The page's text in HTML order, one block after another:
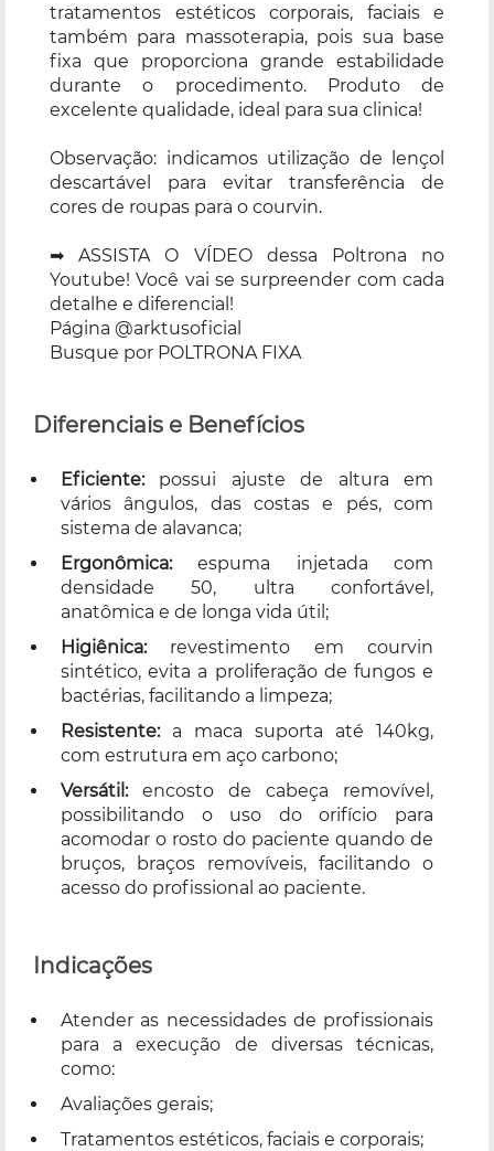
tratamentos estéticos corporais, faciais e
também para massoterapia, pois sua base
fixa que proporciona grande estabilidade
durante o procedimento. Produto de
excelente qualidade, ideal para sua clinica!
Observação: indicamos utilização de lençol
descartável para evitar transferência de
cores de roupas para o courvin.
➡ ASSISTA O VÍDEO dessa Poltrona no
Youtube! Você vai se surpreender com cada
detalhe e diferencial!
Página @arktusoficial
Busque por POLTRONA FIXA
Diferenciais e Benefícios
Eficiente:possui ajuste de altura em
vários ângulos, das costas e pés, com
sistema de alavanca;
Ergonômica:espuma injetada com
densidade 50, ultra confortável,
anatômica e de longa vida útil;
Higiênica:revestimento em courvin
sintético, evita a proliferação de fungos e
bactérias, facilitando a limpeza;
Resistente:a maca suporta até 140kg,
com estrutura em aço carbono;
Versátil:encosto de cabeça removível,
possibilitando o uso do orifício para
acomodar o rosto do paciente quando de
bruços, braços removíveis, facilitando o
acesso do profissional ao paciente.
Indicações
Atender as necessidades de profissionais
para a execução de diversas técnicas,
como:
Avaliações gerais;
Tratamentos estéticos, faciais e corporais;